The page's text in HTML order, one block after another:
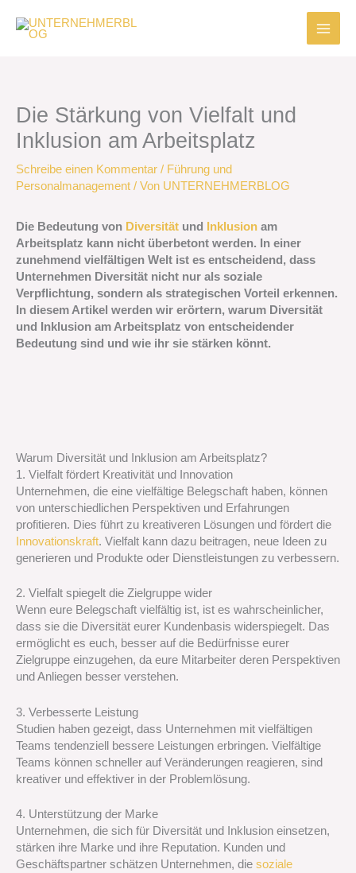
Inhalt
springen
Die Stärkung von Vielfalt und
Inklusion am Arbeitsplatz
Schreibe einen Kommentar / Führung und
Personalmanagement / Von UNTERNEHMERBLOG
Die Bedeutung von Diversität und Inklusion am
Arbeitsplatz kann nicht überbetont werden. In einer
zunehmend vielfältigen Welt ist es entscheidend, dass
Unternehmen Diversität nicht nur als soziale
Verpflichtung, sondern als strategischen Vorteil erkennen.
In diesem Artikel werden wir erörtern, warum Diversität
und Inklusion am Arbeitsplatz von entscheidender
Bedeutung sind und wie ihr sie stärken könnt.
Warum Diversität und Inklusion am Arbeitsplatz?
1. Vielfalt fördert Kreativität und Innovation
Unternehmen, die eine vielfältige Belegschaft haben, können
von unterschiedlichen Perspektiven und Erfahrungen
profitieren. Dies führt zu kreativeren Lösungen und fördert die
Innovationskraft. Vielfalt kann dazu beitragen, neue Ideen zu
generieren und Produkte oder Dienstleistungen zu verbessern.
2. Vielfalt spiegelt die Zielgruppe wider
Wenn eure Belegschaft vielfältig ist, ist es wahrscheinlicher,
dass sie die Diversität eurer Kundenbasis widerspiegelt. Das
ermöglicht es euch, besser auf die Bedürfnisse eurer
Zielgruppe einzugehen, da eure Mitarbeiter deren Perspektiven
und Anliegen besser verstehen.
3. Verbesserte Leistung
Studien haben gezeigt, dass Unternehmen mit vielfältigen
Teams tendenziell bessere Leistungen erbringen. Vielfältige
Teams können schneller auf Veränderungen reagieren, sind
kreativer und effektiver in der Problemlösung.
4. Unterstützung der Marke
Unternehmen, die sich für Diversität und Inklusion einsetzen,
stärken ihre Marke und ihre Reputation. Kunden und
Geschäftspartner schätzen Unternehmen, die soziale